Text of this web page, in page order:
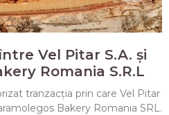
Vel Pitar S.A. și
Romania S.R.L
tranzacția prin care Vel Pitar
Bakery Romania SRL.